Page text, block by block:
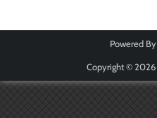
Powered By
Copyright © 2026